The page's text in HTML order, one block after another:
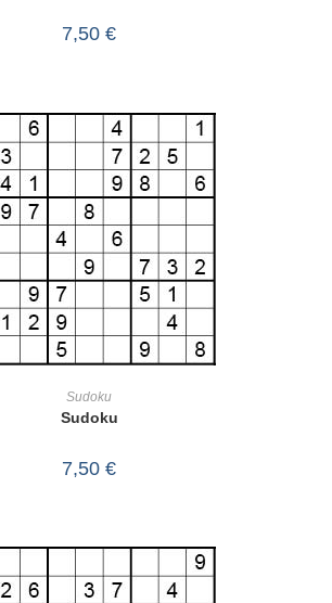
7,50 €
Sudoku
Sudoku
7,50 €